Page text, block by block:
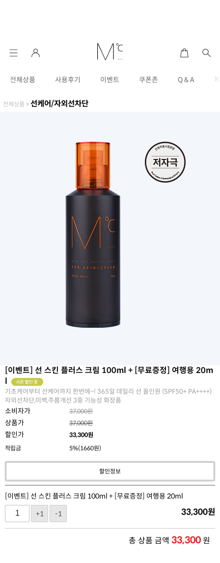
전체상품 사용후기 이벤트 쿠폰존 Q & A
전체상품 > 선케어/자외선차단
[이벤트] 선 스킨 플러스 크림 100ml + [무료증정] 여행용 20m
l
기초케어부터 선케어까지 한번에~! 365일 데일리 선 올인원 (SPF50+ PA++++)
자외선차단,미백,주름개선 3중 기능성 화장품
소비자가 37,000원
상품가 37,000원
할인가 33,300원
적립금
5%(1660원)
할인정보
[이벤트] 선 스킨 플러스 크림 100ml + [무료증정] 여행용 20ml
+1
-1 33,300원
총 상품 금액 33,300원